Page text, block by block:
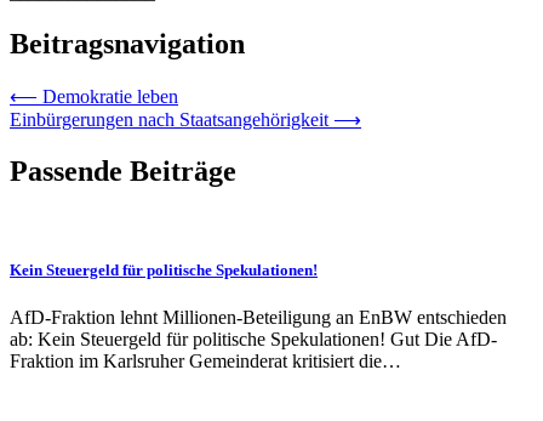
Beitragsnavigation
⟵ Demokratie leben
Einbürgerungen nach Staatsangehörigkeit ⟶
Passende Beiträge
Kein Steuergeld für politische Spekulationen!
AfD-Fraktion lehnt Millionen-Beteiligung an EnBW entschieden
ab: Kein Steuergeld für politische Spekulationen! Gut Die AfD-
Fraktion im Karlsruher Gemeinderat kritisiert die…